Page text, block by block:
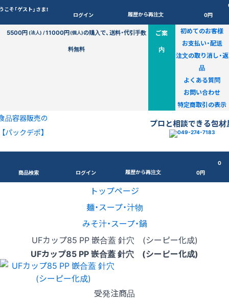
こそ「ゲスト」さま！
ログイン 履歴から再注文
0円
5500円(法人) /11000円(個人)の購入で、送料・代引手数
料無料
ご案
内
初めてのお客様
お支払い・配送
注文の取り消し・返
品
よくある質問
お問い合わせ
特定商取引の表示
品容器販売の
【パックデポ】
プロと相談できる包材
商品検索 ログイン 履歴から再注文
0
0円
トップページ
麺・スープ・汁物
みそ汁・スープ・鍋
UFカップ85 PP 嵌合蓋 針穴 (シーピー化成)
UFカップ85 PP 嵌合蓋 針穴 (シーピー化成)
受発注商品